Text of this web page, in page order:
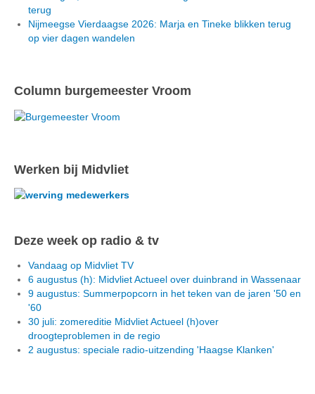
terug
Nijmeegse Vierdaagse 2026: Marja en Tineke blikken terug
op vier dagen wandelen
Column burgemeester Vroom
Werken bij Midvliet
Deze week op radio & tv
Vandaag op Midvliet TV
6 augustus (h): Midvliet Actueel over duinbrand in Wassenaar
9 augustus: Summerpopcorn in het teken van de jaren '50 en
'60
30 juli: zomereditie Midvliet Actueel (h)over
droogteproblemen in de regio
2 augustus: speciale radio-uitzending 'Haagse Klanken'